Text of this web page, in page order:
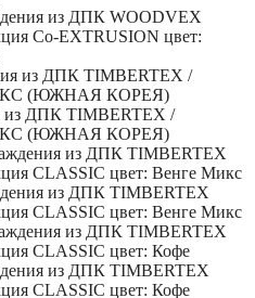
из ДПК WOODVEX
Co-EXTRUSION цвет:
из ДПК TIMBERTEX /
(ЮЖНАЯ КОРЕЯ)
из ДПК TIMBERTEX
CLASSIC цвет: Венге Микс
из ДПК TIMBERTEX
CLASSIC цвет: Кофе